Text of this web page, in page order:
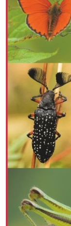
965,00р.
-40% после
Большая
школы
Бианки В.В.,
В корзину
В